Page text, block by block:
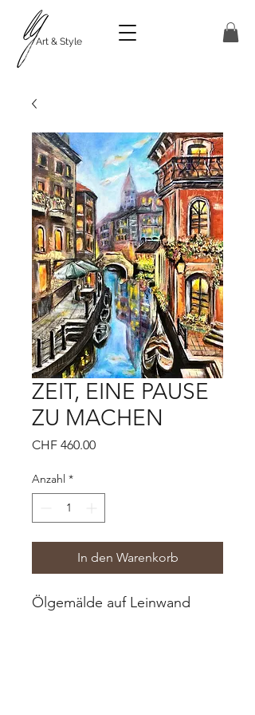
Art & Style
ZEIT, EINE PAUSE
ZU MACHEN
CHF 460.00Preis
Anzahl *
In den Warenkorb
Ölgemälde auf Leinwand